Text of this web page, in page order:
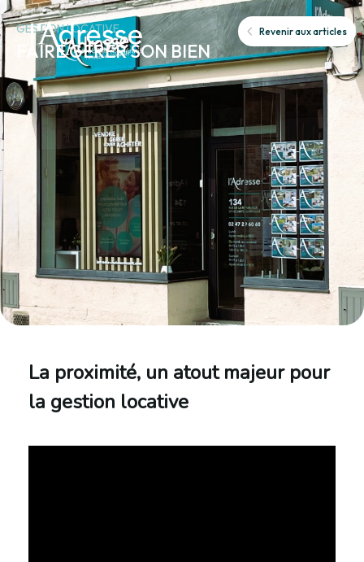
Revenir aux articles
GESTION LOCATIVE
FAIRE GERER SON BIEN
La proximité, un atout majeur pour
la gestion locative